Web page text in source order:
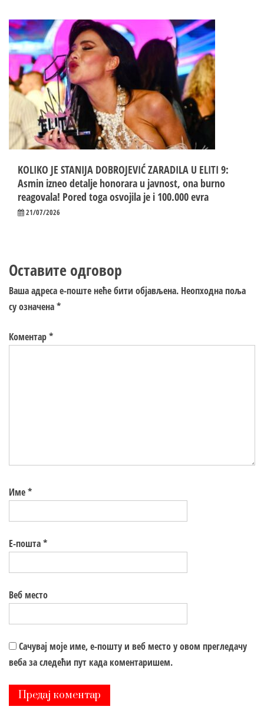
KOLIKO JE STANIJA DOBROJEVIĆ ZARADILA U ELITI 9:
Asmin izneo detalje honorara u javnost, ona burno
reagovala! Pored toga osvojila je i 100.000 evra
21/07/2026
Оставите одговор
Ваша адреса е-поште неће бити објављена. Неопходна поља
су означена*
Коментар*
Име*
Е-пошта*
Веб место
Сачувај моје име, е-пошту и веб место у овом прегледачу
веба за следећи пут када коментаришем.